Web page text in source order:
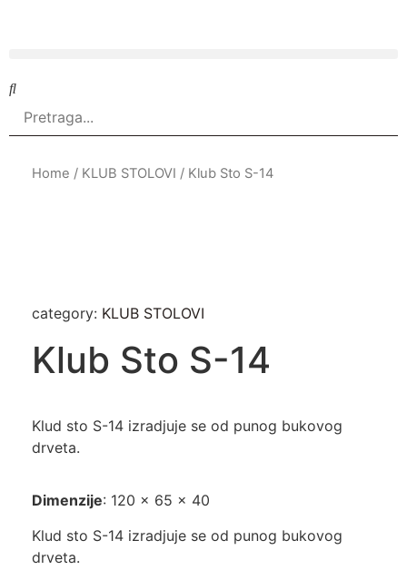
Home / KLUB STOLOVI / Klub Sto S-14
category: KLUB STOLOVI
Klub Sto S-14
Klud sto S-14 izradjuje se od punog bukovog
drveta.
Dimenzije: 120 x 65 x 40
Klud sto S-14 izradjuje se od punog bukovog
drveta.